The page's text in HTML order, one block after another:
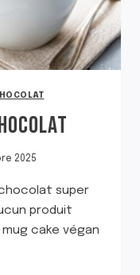
2025
super
produit
cake végan